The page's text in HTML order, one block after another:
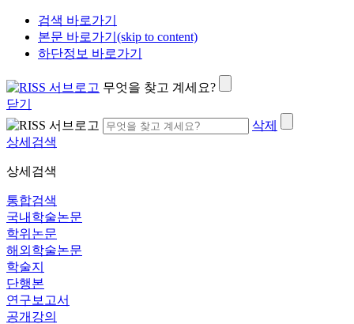
검색 바로가기
본문 바로가기(skip to content)
하단정보 바로가기
무엇을 찾고 계세요?
닫기
삭제
상세검색
상세검색
통합검색
국내학술논문
학위논문
해외학술논문
학술지
단행본
연구보고서
공개강의